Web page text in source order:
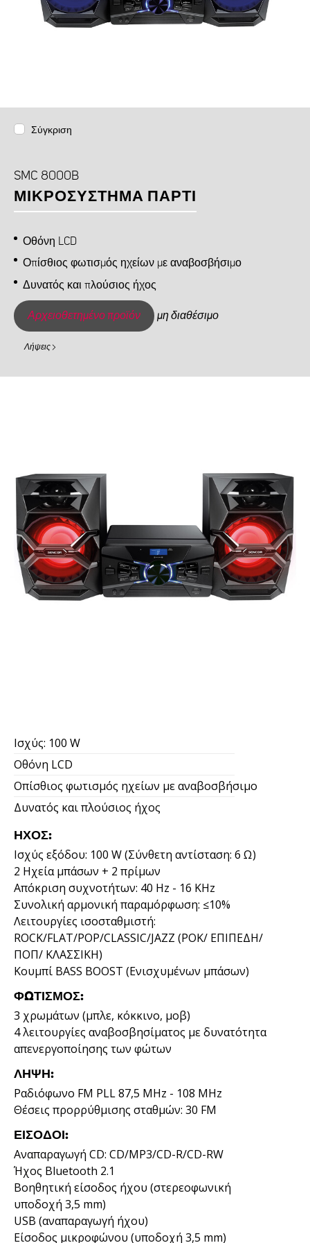
Σύγκριση
SMC 8000B
ΜΙΚΡΟΣΎΣΤΗΜΑ ΠΆΡΤΙ
Οθόνη LCD
Οπίσθιος φωτισμός ηχείων με αναβοσβήσιμο
Δυνατός και πλούσιος ήχος
Αρχειοθετημένο προϊόν μη διαθέσιμο
Λήψεις
Ισχύς: 100 W
Οθόνη LCD
Οπίσθιος φωτισμός ηχείων με αναβοσβήσιμο
Δυνατός και πλούσιος ήχος
ΉΧΟΣ:
Ισχύς εξόδου: 100 W (Σύνθετη αντίσταση: 6 Ω)
2 Ηχεία μπάσων + 2 πρίμων
Απόκριση συχνοτήτων: 40 Hz - 16 KHz
Συνολική αρμονική παραμόρφωση: ≤10%
Λειτουργίες ισοσταθμιστή:
ROCK/FLAT/POP/CLASSIC/JAZZ (ΡΟΚ/ ΕΠΙΠΕΔΗ/
ΠΟΠ/ ΚΛΑΣΣΙΚΗ)
Κουμπί BASS BOOST (Ενισχυμένων μπάσων)
ΦΩΤΙΣΜΌΣ:
3 χρωμάτων (μπλε, κόκκινο, μοβ)
4 λειτουργίες αναβοσβησίματος με δυνατότητα
απενεργοποίησης των φώτων
ΛΉΨΗ:
Ραδιόφωνο FM PLL 87,5 MHz - 108 MHz
Θέσεις προρρύθμισης σταθμών: 30 FM
ΕΊΣΟΔΟΙ:
Αναπαραγωγή CD: CD/MP3/CD-R/CD-RW
Ήχος Bluetooth 2.1
Βοηθητική είσοδος ήχου (στερεοφωνική
υποδοχή 3,5 mm)
USB (αναπαραγωγή ήχου)
Είσοδος μικροφώνου (υποδοχή 3,5 mm)